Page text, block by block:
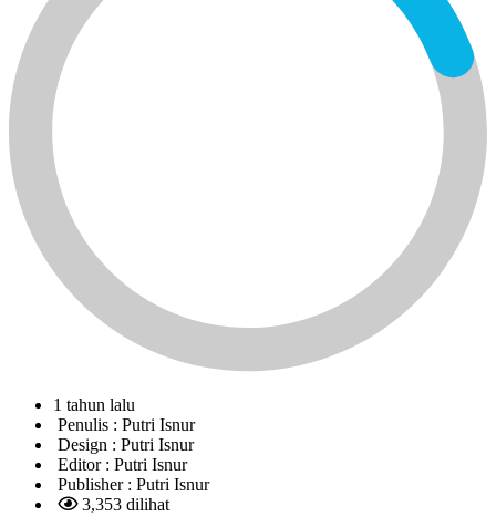
1 tahun lalu
Penulis : Putri Isnur
Design : Putri Isnur
Editor : Putri Isnur
Publisher : Putri Isnur
3,353 dilihat